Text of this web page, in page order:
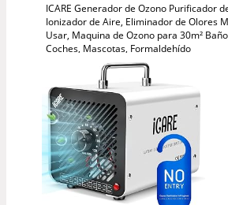
ICARE Generador de Ozono Purificador
Ionizador de Aire, Eliminador de Olores
Usar, Maquina de Ozono para 30m²
Coches, Mascotas, Formaldehído